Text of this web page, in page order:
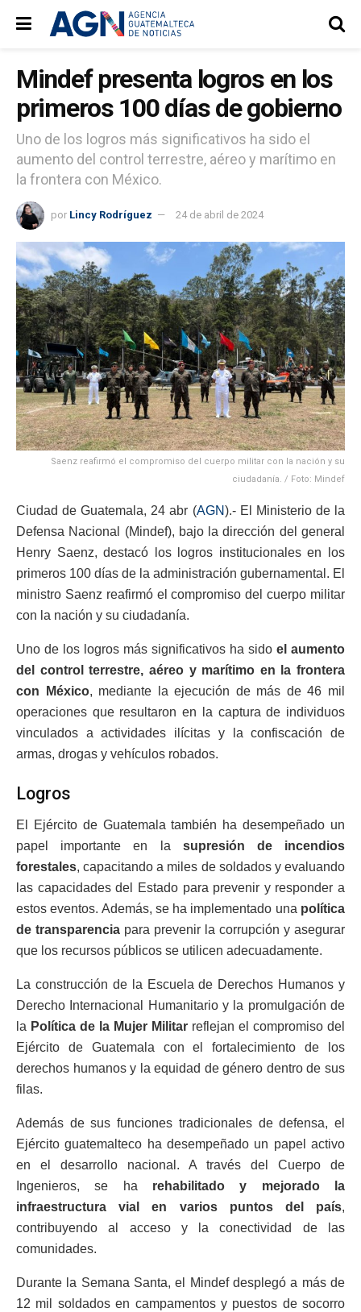
Mindef presenta logros en los
primeros 100 días de gobierno
Uno de los logros más significativos ha sido el
aumento del control terrestre, aéreo y marítimo en
la frontera con México.
por Lincy Rodríguez 24 de abril de 2024
Saenz reafirmó el compromiso del cuerpo militar con la nación y su
ciudadanía. / Foto: Mindef
Ciudad de Guatemala, 24 abr (AGN).- El Ministerio de la
Defensa Nacional (Mindef), bajo la dirección del general
Henry Saenz, destacó los logros institucionales en los
primeros 100 días de la administración gubernamental. El
ministro Saenz reafirmó el compromiso del cuerpo militar
con la nación y su ciudadanía.
Uno de los logros más significativos ha sido el aumento
del control terrestre, aéreo y marítimo en la frontera
con México, mediante la ejecución de más de 46 mil
operaciones que resultaron en la captura de individuos
vinculados a actividades ilícitas y la confiscación de
armas, drogas y vehículos robados.
Logros
El Ejército de Guatemala también ha desempeñado un
papel importante en la supresión de incendios
forestales, capacitando a miles de soldados y evaluando
las capacidades del Estado para prevenir y responder a
estos eventos. Además, se ha implementado una política
de transparencia para prevenir la corrupción y asegurar
que los recursos públicos se utilicen adecuadamente.
La construcción de la Escuela de Derechos Humanos y
Derecho Internacional Humanitario y la promulgación de
la Política de la Mujer Militar reflejan el compromiso del
Ejército de Guatemala con el fortalecimiento de los
derechos humanos y la equidad de género dentro de sus
filas.
Además de sus funciones tradicionales de defensa, el
Ejército guatemalteco ha desempeñado un papel activo
en el desarrollo nacional. A través del Cuerpo de
Ingenieros, se ha rehabilitado y mejorado la
infraestructura vial en varios puntos del país,
contribuyendo al acceso y la conectividad de las
comunidades.
Durante la Semana Santa, el Mindef desplegó a más de
12 mil soldados en campamentos y puestos de socorro